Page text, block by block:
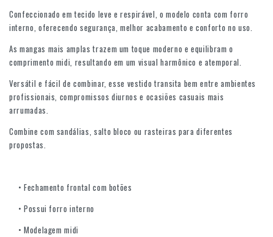
Confeccionado em tecido leve e respirável, o modelo conta com forro
interno, oferecendo segurança, melhor acabamento e conforto no uso.
As mangas mais amplas trazem um toque moderno e equilibram o
comprimento midi, resultando em um visual harmônico e atemporal.
Versátil e fácil de combinar, esse vestido transita bem entre ambientes
profissionais, compromissos diurnos e ocasiões casuais mais
arrumadas.
Combine com sandálias, salto bloco ou rasteiras para diferentes
propostas.
• Fechamento frontal com botões
• Possui forro interno
• Modelagem midi